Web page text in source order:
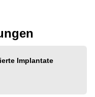
Implantate